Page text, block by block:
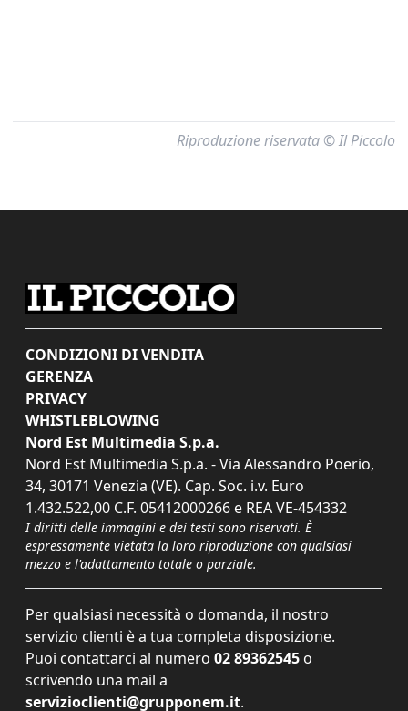
Riproduzione riservata © Il Piccolo
CONDIZIONI DI VENDITA
GERENZA
PRIVACY
WHISTLEBLOWING
Nord Est Multimedia S.p.a.
Nord Est Multimedia S.p.a. - Via Alessandro Poerio,
34, 30171 Venezia (VE). Cap. Soc. i.v. Euro
1.432.522,00 C.F. 05412000266 e REA VE-454332
I diritti delle immagini e dei testi sono riservati. È
espressamente vietata la loro riproduzione con qualsiasi
mezzo e l'adattamento totale o parziale.
Per qualsiasi necessità o domanda, il nostro
servizio clienti è a tua completa disposizione.
Puoi contattarci al numero 02 89362545 o
scrivendo una mail a
servizioclienti@grupponem.it.